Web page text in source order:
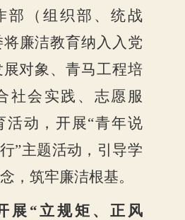
部
（组织部、统战
将廉洁教育纳入入党
对象、青马工程培
社会实践、志愿服
活动，开展“青年说
”主题活动，引导学
，筑牢廉洁根基。
展 “立规矩、正风